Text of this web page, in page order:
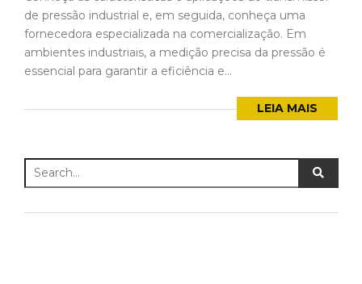
de pressão industrial e, em seguida, conheça uma
fornecedora especializada na comercialização. Em
ambientes industriais, a medição precisa da pressão é
essencial para garantir a eficiência e...
LEIA MAIS